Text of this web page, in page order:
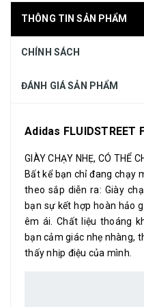
THÔNG TIN SẢN PHẨM
CHÍNH SÁCH
ĐÁNH GIÁ SẢN PHẨM
Adidas FLUIDSTREET
GIÀY CHẠY NHẸ, CÓ THỂ
Bất kể bạn chỉ đang chạy
theo sắp diễn ra: Giày
bạn sự kết hợp hoàn hảo
êm ái. Chất liệu thoáng
bạn cảm giác nhẹ nhàng,
thấy nhịp điệu của mình.